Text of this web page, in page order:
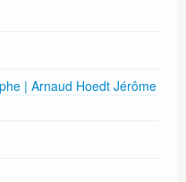
| Arnaud Hoedt Jérôme